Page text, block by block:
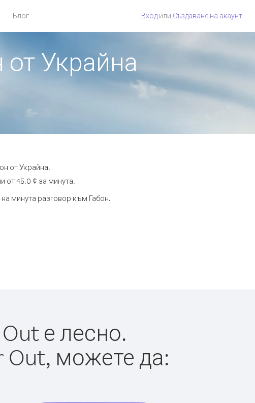
Блог Вход или Създаване на акаунт
от Украйна
от Украйна.
от 45.0 ¢ за минута.
минута разговор към Габон.
е лесно.
Out, можете да: